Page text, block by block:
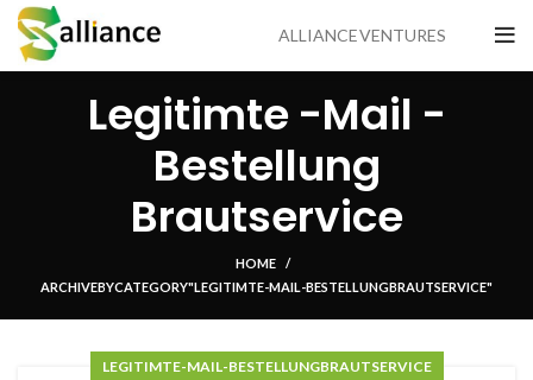
ALLIANCE VENTURES
Legitimte -Mail -
Bestellung
Brautservice
HOME
ARCHIVE BY CATEGORY "LEGITIMTE -MAIL -BESTELLUNG BRAUTSERVICE"
LEGITIMTE -MAIL -BESTELLUNG BRAUTSERVICE